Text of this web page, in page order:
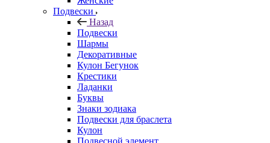
Подвески
Назад
Подвески
Шармы
Декоративные
Кулон Бегунок
Крестики
Ладанки
Буквы
Знаки зодиака
Подвески для браслета
Кулон
Подвесной элемент